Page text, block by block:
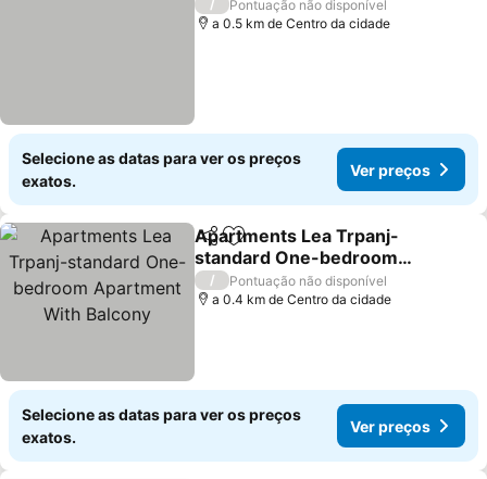
/
Pontuação não disponível
a 0.5 km de Centro da cidade
Selecione as datas para ver os preços
exatos.
Ver preços
PartilharAdicionar aos favoritos
Apartments Lea Trpanj-
standard One-bedroom
Apartment With Balcony
/
Pontuação não disponível
a 0.4 km de Centro da cidade
Selecione as datas para ver os preços
exatos.
Ver preços